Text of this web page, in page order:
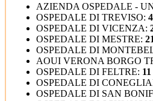
AZIENDA OSPEDALE -
OSPEDALE DI TREVISO:
OSPEDALE DI VICENZA:
OSPEDALE DI MESTRE: 21
OSPEDALE DI
AOUI VERONA BORGO
OSPEDALE DI FELTRE: 11
OSPEDALE DI
OSPEDALE DI SAN